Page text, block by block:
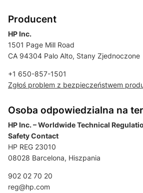
Producent
HP Inc.
1501 Page Mill Road
CA 94304 Palo Alto, Stany Zjednoczone
+1 650-857-1501
Zgłoś problem z bezpieczeństwem
Osoba odpowiedzialna na
HP Inc. – Worldwide Technical
Safety Contact
HP REG 23010
08028 Barcelona, Hiszpania
902 02 70 20
reg@hp.com